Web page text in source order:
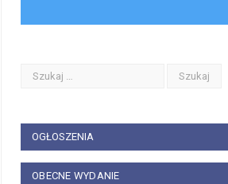
OGŁOSZENIA
OBECNE WYDANIE